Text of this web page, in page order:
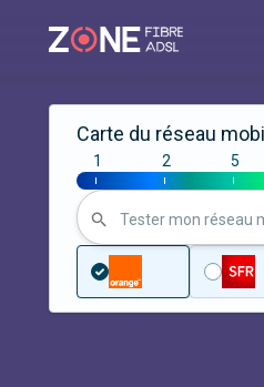
Carte du réseau
|
1
|
2
|
5
Tester mon réseau